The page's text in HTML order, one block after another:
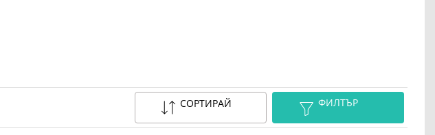
СОРТИРАЙ ФИЛТЪР